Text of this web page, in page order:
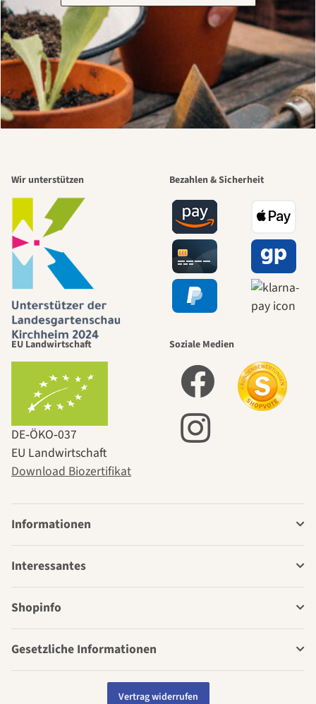
Wir unterstützen Bezahlen & Sicherheit
EU Landwirtschaft
DE‑ÖKO‑037
EU Landwirtschaft
Download Biozertifikat
Soziale Medien
Informationen
Interessantes
Shopinfo
Gesetzliche Informationen
Vertrag widerrufen